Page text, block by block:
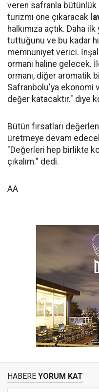
veren safranla
turizmi öne çıkaracak
halkımıza açtık. Daha ilk
tuttuğunu ve bu kadar
memnuniyet verici.
ormanı haline gelecek.
ormanı, diğer aromatik
Safranbolu'ya ekonomi
değer katacaktır." diye
Bütün fırsatları
üretmeye devam
"Değerleri hep birlikte
çıkalım." dedi.
AA
HABERE YORUM KAT